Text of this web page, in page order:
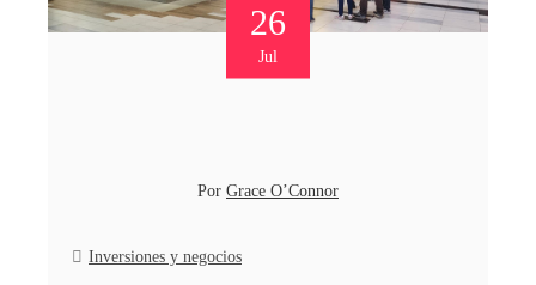
26
Jul
Por Grace O’Connor
Inversiones y negocios